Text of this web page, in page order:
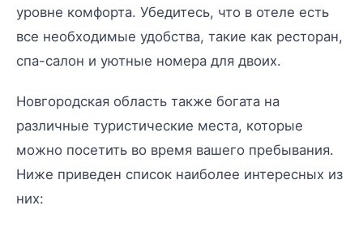
уровне комфорта. Убедитесь, что в отеле есть
все необходимые удобства, такие как ресторан,
спа-салон и уютные номера для двоих.
Новгородская область также богата на
различные туристические места, которые
можно посетить во время вашего пребывания.
Ниже приведен список наиболее интересных из
них: